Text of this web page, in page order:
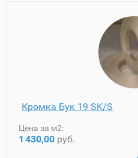
Кромка Бук 19 SK/S
Цена за м2:
1 430,00 руб.